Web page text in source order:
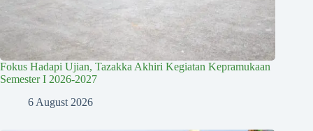
Fokus Hadapi Ujian, Tazakka Akhiri Kegiatan Kepramukaan
Semester I 2026-2027
6 August 2026